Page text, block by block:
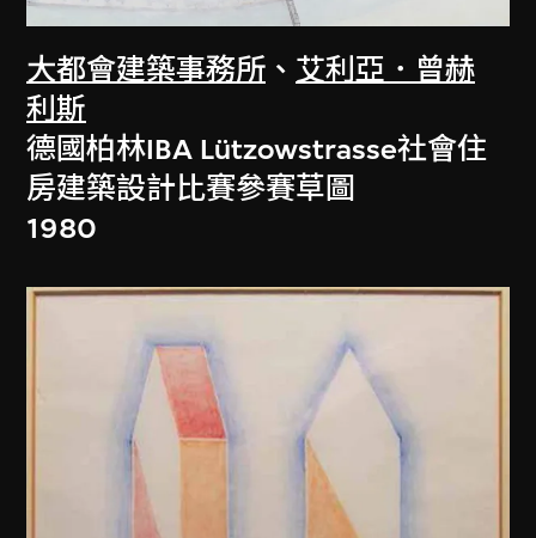
大都會建築事務所 、 艾利亞．曾赫
利斯
德國柏林IBA Lützowstrasse社會住
房建築設計比賽參賽草圖
1980